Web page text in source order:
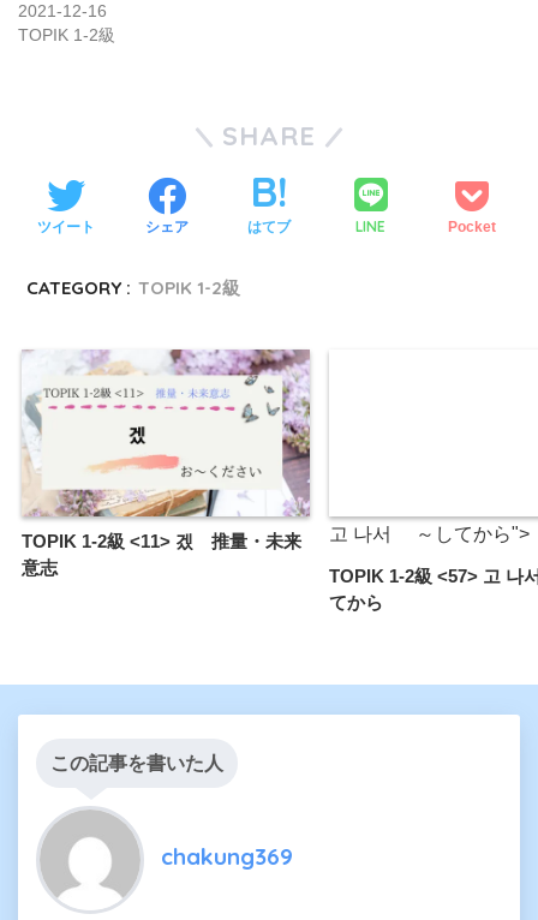
2021-12-16
TOPIK 1-2級
SHARE
ツイート シェア はてブ LINE Pocket
CATEGORY : TOPIK 1-2級
TOPIK 1-2級 <11> 겠 推量・未来
意志
고 나서 ～してから">
TOPIK 1-2級 <57> 고
てから
この記事を書いた人
chakung369